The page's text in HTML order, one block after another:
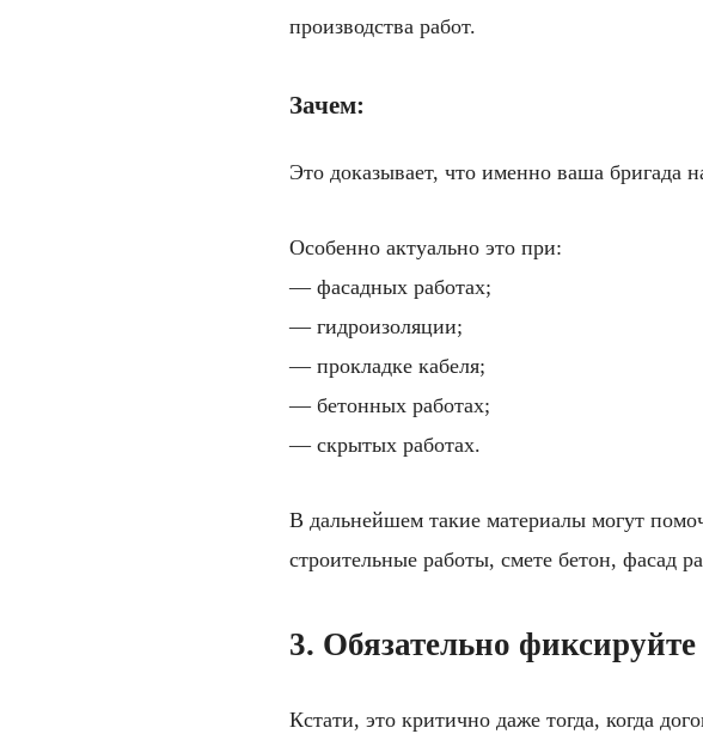
производства работ.
Зачем:
Это доказывает, что именно ваша бригада
Особенно актуально это при:
— фасадных работах;
— гидроизоляции;
— прокладке кабеля;
— бетонных работах;
— скрытых работах.
В дальнейшем такие материалы могут
строительные работы, смете бетон, фасад
3. Обязательно
Кстати, это критично даже тогда, когда